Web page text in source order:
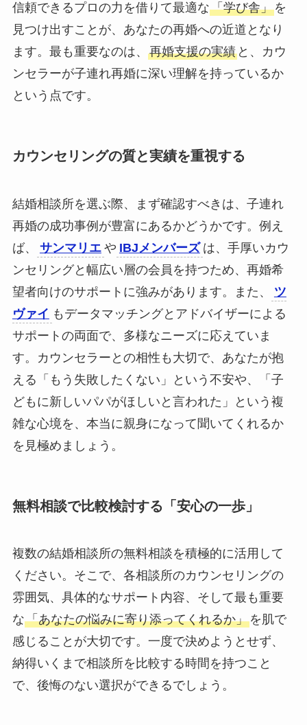
信頼できるプロの力を借りて最適な「学び舎」を
見つけ出すことが、あなたの再婚への近道となり
ます。最も重要なのは、 再婚支援の実績と、カウ
ンセラーが子連れ再婚に深い理解を持っているか
という点です。
カウンセリングの質と実績を重視する
結婚相談所を選ぶ際、まず確認すべきは、子連れ
再婚の成功事例が豊富にあるかどうかです。例え
ば、
サンマリエ や IBJメンバーズ は、手厚いカウ
ンセリングと幅広い層の会員を持つため、再婚希
望者向けのサポートに強みがあります。また、
ツ
ヴァイ もデータマッチングとアドバイザーによる
サポートの両面で、多様なニーズに応えていま
す。カウンセラーとの相性も大切で、あなたが抱
える「もう失敗したくない」という不安や、「子
どもに新しいパパがほしいと言われた」という複
雑な心境を、本当に親身になって聞いてくれるか
を見極めましょう。
無料相談で比較検討する「安心の一歩」
複数の結婚相談所の無料相談を積極的に活用して
ください。そこで、各相談所のカウンセリングの
雰囲気、具体的なサポート内容、そして最も重要
な「あなたの悩みに寄り添ってくれるか」を肌で
感じることが大切です。一度で決めようとせず、
納得いくまで相談所を比較する時間を持つこと
で、後悔のない選択ができるでしょう。